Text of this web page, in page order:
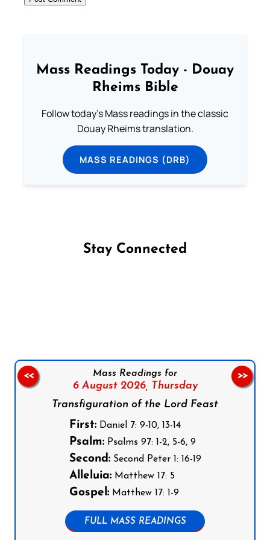
Mass Readings Today - Douay
Rheims Bible
Follow today's Mass readings in the classic
Douay Rheims translation.
MASS READINGS (DRB)
Stay Connected
Mass Readings for
6 August 2026, Thursday
Transfiguration of the Lord Feast
First:Daniel 7: 9-10, 13-14
Psalm:Psalms 97: 1-2, 5-6, 9
Second:Second Peter 1: 16-19
Alleluia:Matthew 17: 5
Gospel:Matthew 17: 1-9
FULL MASS READINGS
<< >>